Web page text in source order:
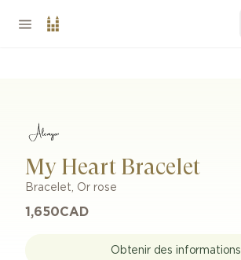
My Heart Bracelet
Bracelet, Or rose
1,650CAD
Obtenir des informations